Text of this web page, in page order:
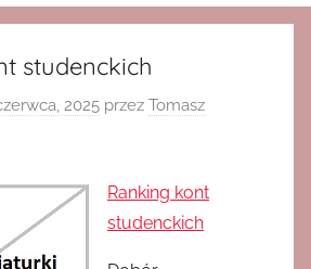
studenckich
2025 przez Tomasz
Ranking kont
studenckich